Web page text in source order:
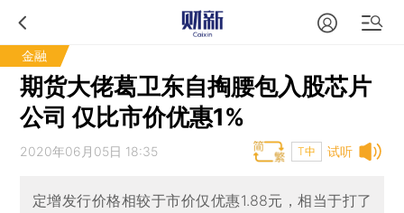
金融
期货大佬葛卫东自掏腰包入股芯片
公司 仅比市价优惠1%
试听
2020年06月05日 18:35 T中
定增发行价格相较于市价仅优惠1.88元，相当于打了